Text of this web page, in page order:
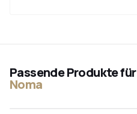
Passende Produkte für
Noma